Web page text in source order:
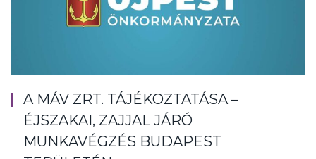
A MÁV ZRT. TÁJÉKOZTATÁSA –
ÉJSZAKAI, ZAJJAL JÁRÓ
MUNKAVÉGZÉS BUDAPEST